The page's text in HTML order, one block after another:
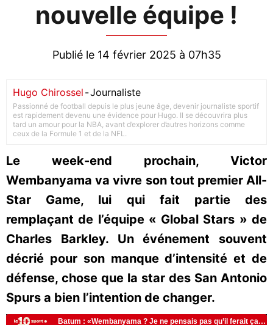
nouvelle équipe !
Publié le 14 février 2025 à 07h35
Hugo Chirossel -Journaliste
Passionné de football depuis le plus jeune âge, devenir journaliste sportif
est rapidement devenu une évidence pour Hugo. Il se découvrira plus
tard un amour pour la NBA, avant d’explorer d’autres horizons comme
ceux de la Formule 1 et de la NFL.
Le week-end prochain, Victor
Wembanyama va vivre son tout premier All-
Star Game, lui qui fait partie des
remplaçant de l’équipe « Global Stars » de
Charles Barkley. Un événement souvent
décrié pour son manque d’intensité et de
défense, chose que la star des San Antonio
Spurs a bien l’intention de changer.